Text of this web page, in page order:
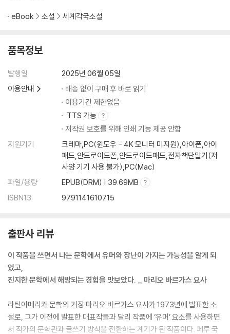
eBook 소설 세계각국소설
품목정보
발행일
2025년 06월 05일
이용안내
배송 없이 구매 후 바로 읽기
이용기간 제한없음
TTS 가능
저작권 보호를 위해 인쇄 기능 제공 안함
지원기기
크레마,PC(윈도우 - 4K 모니터 미지원),아이폰,아이
패드,안드로이드폰,안드로이드패드,전자책단말기(저
사양 기기 사용 불가),PC(Mac)
파일/용량
EPUB(DRM) | 39.69MB
ISBN13
9791141610715
출판사 리뷰
이 작품을 쓰면서 나는 문학에서 유머와 장난이 가지는 가능성을 알게 되
었고,
진지한 문학에서 해방되는 경험을 맛보았다. _ 마리오 바르가스 요사
라틴아메리카 문학의 거장 마리오 바르가스 요사가 1973년에 발표한 소
설로, 그가 이전에 발표한 대표작들과 달리 작품에 ‘유머’ 요소를 사용하면
서 작가의 문학관과 글쓰기 방식을 전환하는 계기가 된 작품이다. 페루 국